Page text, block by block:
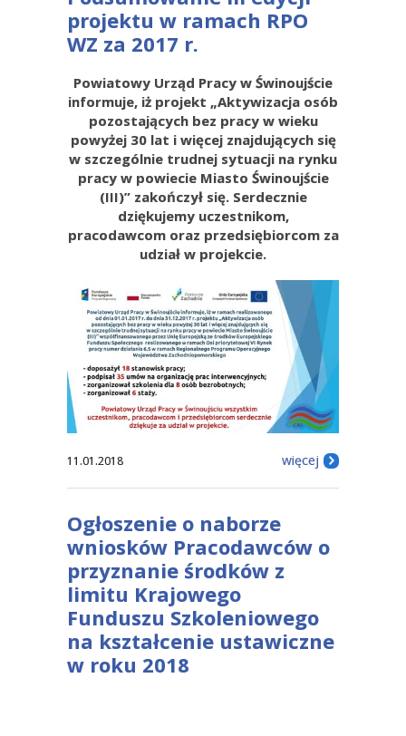
projektu w ramach RPO
WZ za 2017 r.
Powiatowy Urząd Pracy w Świnoujście
informuje, iż projekt „Aktywizacja osób
pozostających bez pracy w wieku
powyżej 30 lat i więcej znajdujących się
w szczególnie trudnej sytuacji na rynku
pracy w powiecie Miasto Świnoujście
(III)” zakończył się. Serdecznie
dziękujemy uczestnikom,
pracodawcom oraz przedsiębiorcom za
udział w projekcie.
11.01.2018 więcej
Ogłoszenie o naborze
wniosków Pracodawców o
przyznanie środków z
limitu Krajowego
Funduszu Szkoleniowego
na kształcenie ustawiczne
w roku 2018